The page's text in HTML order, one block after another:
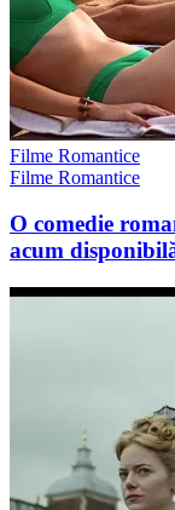
Filme Romantice
Filme Romantice
O comedie
acum